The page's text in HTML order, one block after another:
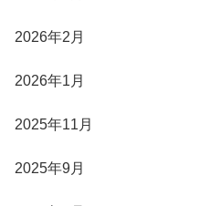
2026年2月
2026年1月
2025年11月
2025年9月